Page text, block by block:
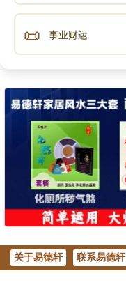
📜 事业财运
关于易德轩 联系易德轩